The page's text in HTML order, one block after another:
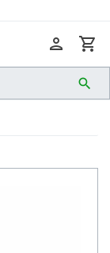
search
person shopping_cart